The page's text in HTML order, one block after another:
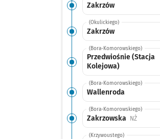
Zakrzów
(Okulickiego)
Zakrzów
(Bora-Komorowskiego)
Przedwiośnie (Stacja
Kolejowa)
(Bora-Komorowskiego)
Wallenroda
(Bora-Komorowskiego)
Zakrzowska NŻ
(Krzywoustego)